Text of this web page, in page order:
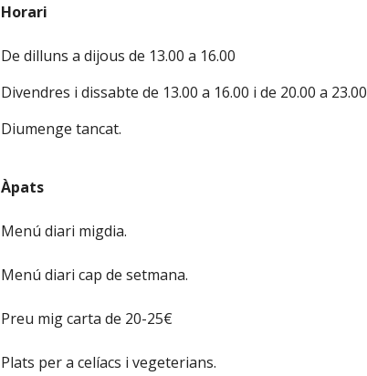
Horari
De dilluns a dijous de 13.00 a 16.00
Divendres i dissabte de 13.00 a 16.00 i de 20.00 a 23.00
Diumenge tancat.
Àpats
Menú diari migdia.
Menú diari cap de setmana.
Preu mig carta de 20-25€
Plats per a celíacs i vegeterians.